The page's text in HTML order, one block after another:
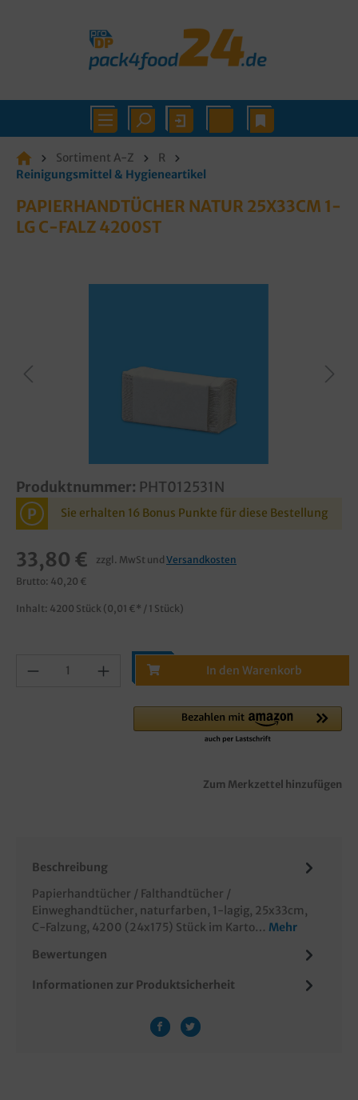
Sortiment A-Z
R
Reinigungsmittel & Hygieneartikel
PAPIERHANDTÜCHER NATUR 25X33CM 1-
LG C-FALZ 4200ST
Produktnummer: PHT012531N
P Sie erhalten 16 Bonus Punkte für diese Bestellung
33,80 € zzgl. MwSt und Versandkosten
Brutto: 40,20 €
Inhalt: 4200 Stück (0,01 €* / 1 Stück)
In den Warenkorb
Zum Merkzettel hinzufügen
Beschreibung
Papierhandtücher / Falthandtücher /
Einweghandtücher, naturfarben, 1-lagig, 25x33cm,
C-Falzung, 4200 (24x175) Stück im Karto… Mehr
Bewertungen
Informationen zur Produktsicherheit